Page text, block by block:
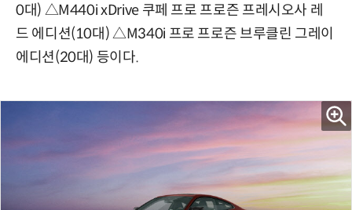
0대) △M440i xDrive 쿠페 프로 프로즌 프레시오사 레
드 에디션(10대) △M340i 프로 프로즌 브루클린 그레이
에디션(20대) 등이다.